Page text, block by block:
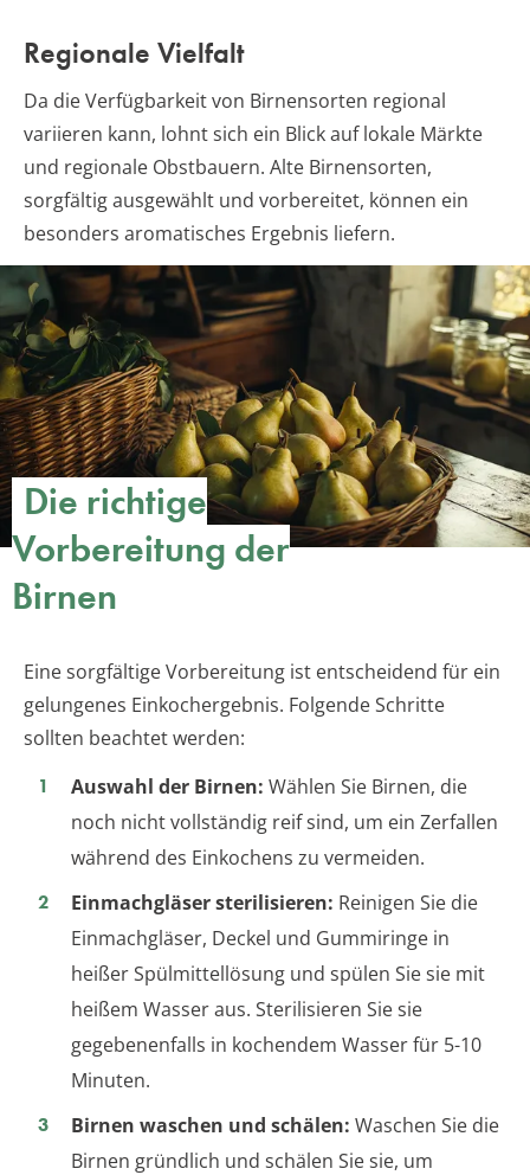
Regionale Vielfalt
Da die Verfügbarkeit von Birnensorten regional
variieren kann, lohnt sich ein Blick auf lokale Märkte
und regionale Obstbauern. Alte Birnensorten,
sorgfältig ausgewählt und vorbereitet, können ein
besonders aromatisches Ergebnis liefern.
Die richtige
Vorbereitung der
Birnen
Eine sorgfältige Vorbereitung ist entscheidend für ein
gelungenes Einkochergebnis. Folgende Schritte
sollten beachtet werden:
Auswahl der Birnen: Wählen Sie Birnen, die
noch nicht vollständig reif sind, um ein Zerfallen
während des Einkochens zu vermeiden.
Einmachgläser sterilisieren: Reinigen Sie die
Einmachgläser, Deckel und Gummiringe in
heißer Spülmittellösung und spülen Sie sie mit
heißem Wasser aus. Sterilisieren Sie sie
gegebenenfalls in kochendem Wasser für 5-10
Minuten.
Birnen waschen und schälen: Waschen Sie die
Birnen gründlich und schälen Sie sie, um